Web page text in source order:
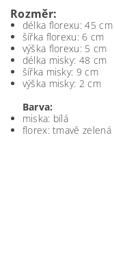
Rozměr:
délka florexu: 45 cm
šířka florexu: 6 cm
výška florexu: 5 cm
délka misky: 48 cm
šířka misky: 9 cm
výška misky: 2 cm
Barva:
miska: bílá
florex: tmavě zelená